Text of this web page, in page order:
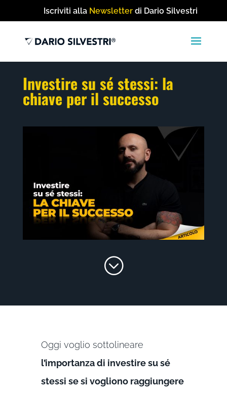
Iscriviti alla Newsletter di Dario Silvestri
Investire su sé stessi: la
chiave per il successo
;
Oggi voglio sottolineare
l’importanza di investire su sé
stessi se si vogliono raggiungere